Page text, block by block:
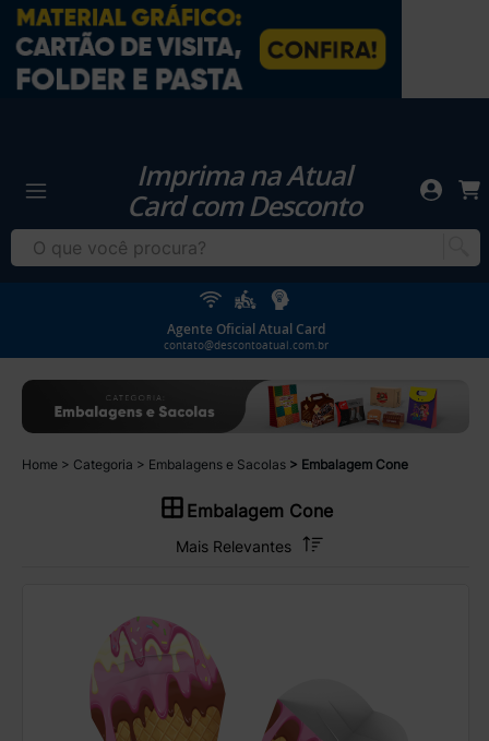
Imprima na Atual
Card com Desconto
Agente Oficial Atual Card
contato@descontoatual.com.br
Home Categoria Embalagens e Sacolas Embalagem Cone
Embalagem Cone